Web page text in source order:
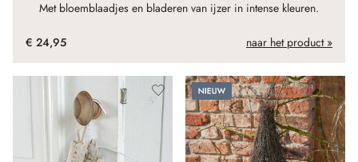
Met bloemblaadjes en bladeren van ijzer in intense kleuren.
€ 24,95 naar het product »
Nieuw